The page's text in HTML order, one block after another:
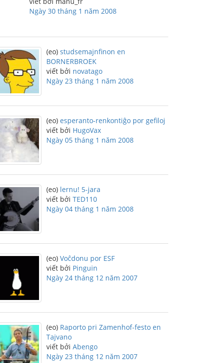
Ngày 30 tháng 1 năm 2008
(eo) studsemajnfinon en
BORNERBROEK
viết bởi novatago
Ngày 23 tháng 1 năm 2008
(eo) esperanto-renkontiĝo por gefiloj
viết bởi HugoVax
Ngày 05 tháng 1 năm 2008
(eo) lernu! 5-jara
viết bởi TED110
Ngày 04 tháng 1 năm 2008
(eo) Voĉdonu por ESF
viết bởi Pinguin
Ngày 24 tháng 12 năm 2007
(eo) Raporto pri Zamenhof-festo en
Tajvano
viết bởi Abengo
Ngày 23 tháng 12 năm 2007